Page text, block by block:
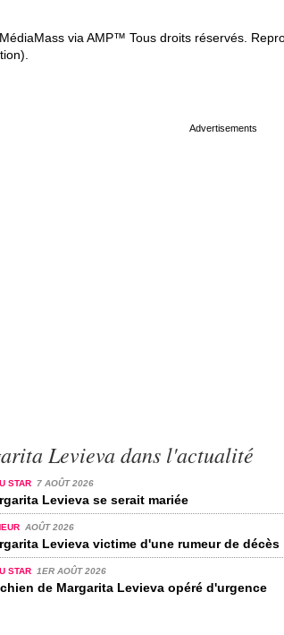
via AMP™ Tous droits réservés.
Levieva dans l'actualité
STAR 7 AOÛT 2026
Levieva se serait mariée
AOÛT 2026
Levieva victime d'une rumeur de décès
STAR 1ER AOÛT 2026
de Margarita Levieva opéré d'urgence